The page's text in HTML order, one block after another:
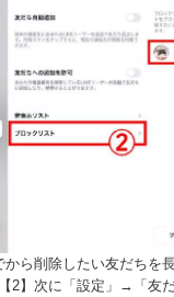
から削除したい友だちを
2】次に「設定」→「友